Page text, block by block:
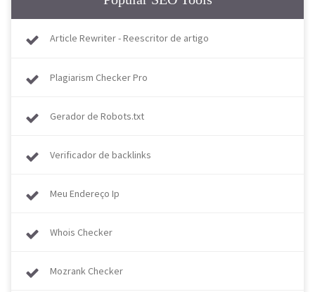
Article Rewriter - Reescritor de artigo
Plagiarism Checker Pro
Gerador de Robots.txt
Verificador de backlinks
Meu Endereço Ip
Whois Checker
Mozrank Checker